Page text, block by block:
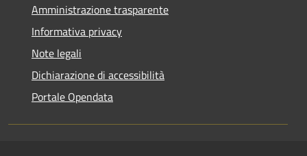
Amministrazione trasparente
Informativa privacy
Note legali
Dichiarazione di accessibilità
Portale Opendata